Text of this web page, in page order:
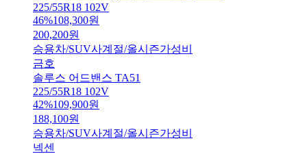
225/55R18 102V
46%108,300원
200,200원
승용차/SUV사계절/올시즌가성비
금호
솔루스 어드밴스 TA51
225/55R18 102V
42%109,900원
188,100원
승용차/SUV사계절/올시즌가성비
넥센